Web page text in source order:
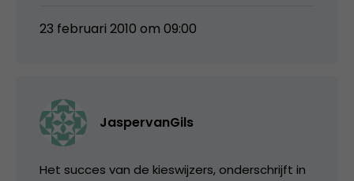
23 februari 2010 om 09:00
JaspervanGils
Het succes van de kieswijzers, onderschrijft in